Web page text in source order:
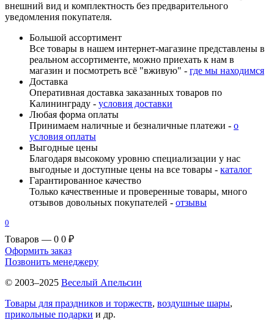
внешний вид и комплектность без предварительного
уведомления покупателя.
Большой ассортимент
Все товары в нашем интернет-магазине представлены в
реальном ассортименте, можно приехать к нам в
магазин и посмотреть всё "вживую" - где мы находимся
Доставка
Оперативная доставка заказанных товаров по
Калининграду - условия доставки
Любая форма оплаты
Принимаем наличные и безналичные платежи - о
условия оплаты
Выгодные цены
Благодаря высокому уровню специализации у нас
выгодные и доступные цены на все товары - каталог
Гарантированное качество
Только качественные и проверенные товары, много
отзывов довольных покупателей - отзывы
0
Товаров — 0 0 ₽
Оформить заказ
Позвонить менеджеру
© 2003–2025 Веселый Апельсин
Товары для праздников и торжеств, воздушные шары,
прикольные подарки и др.